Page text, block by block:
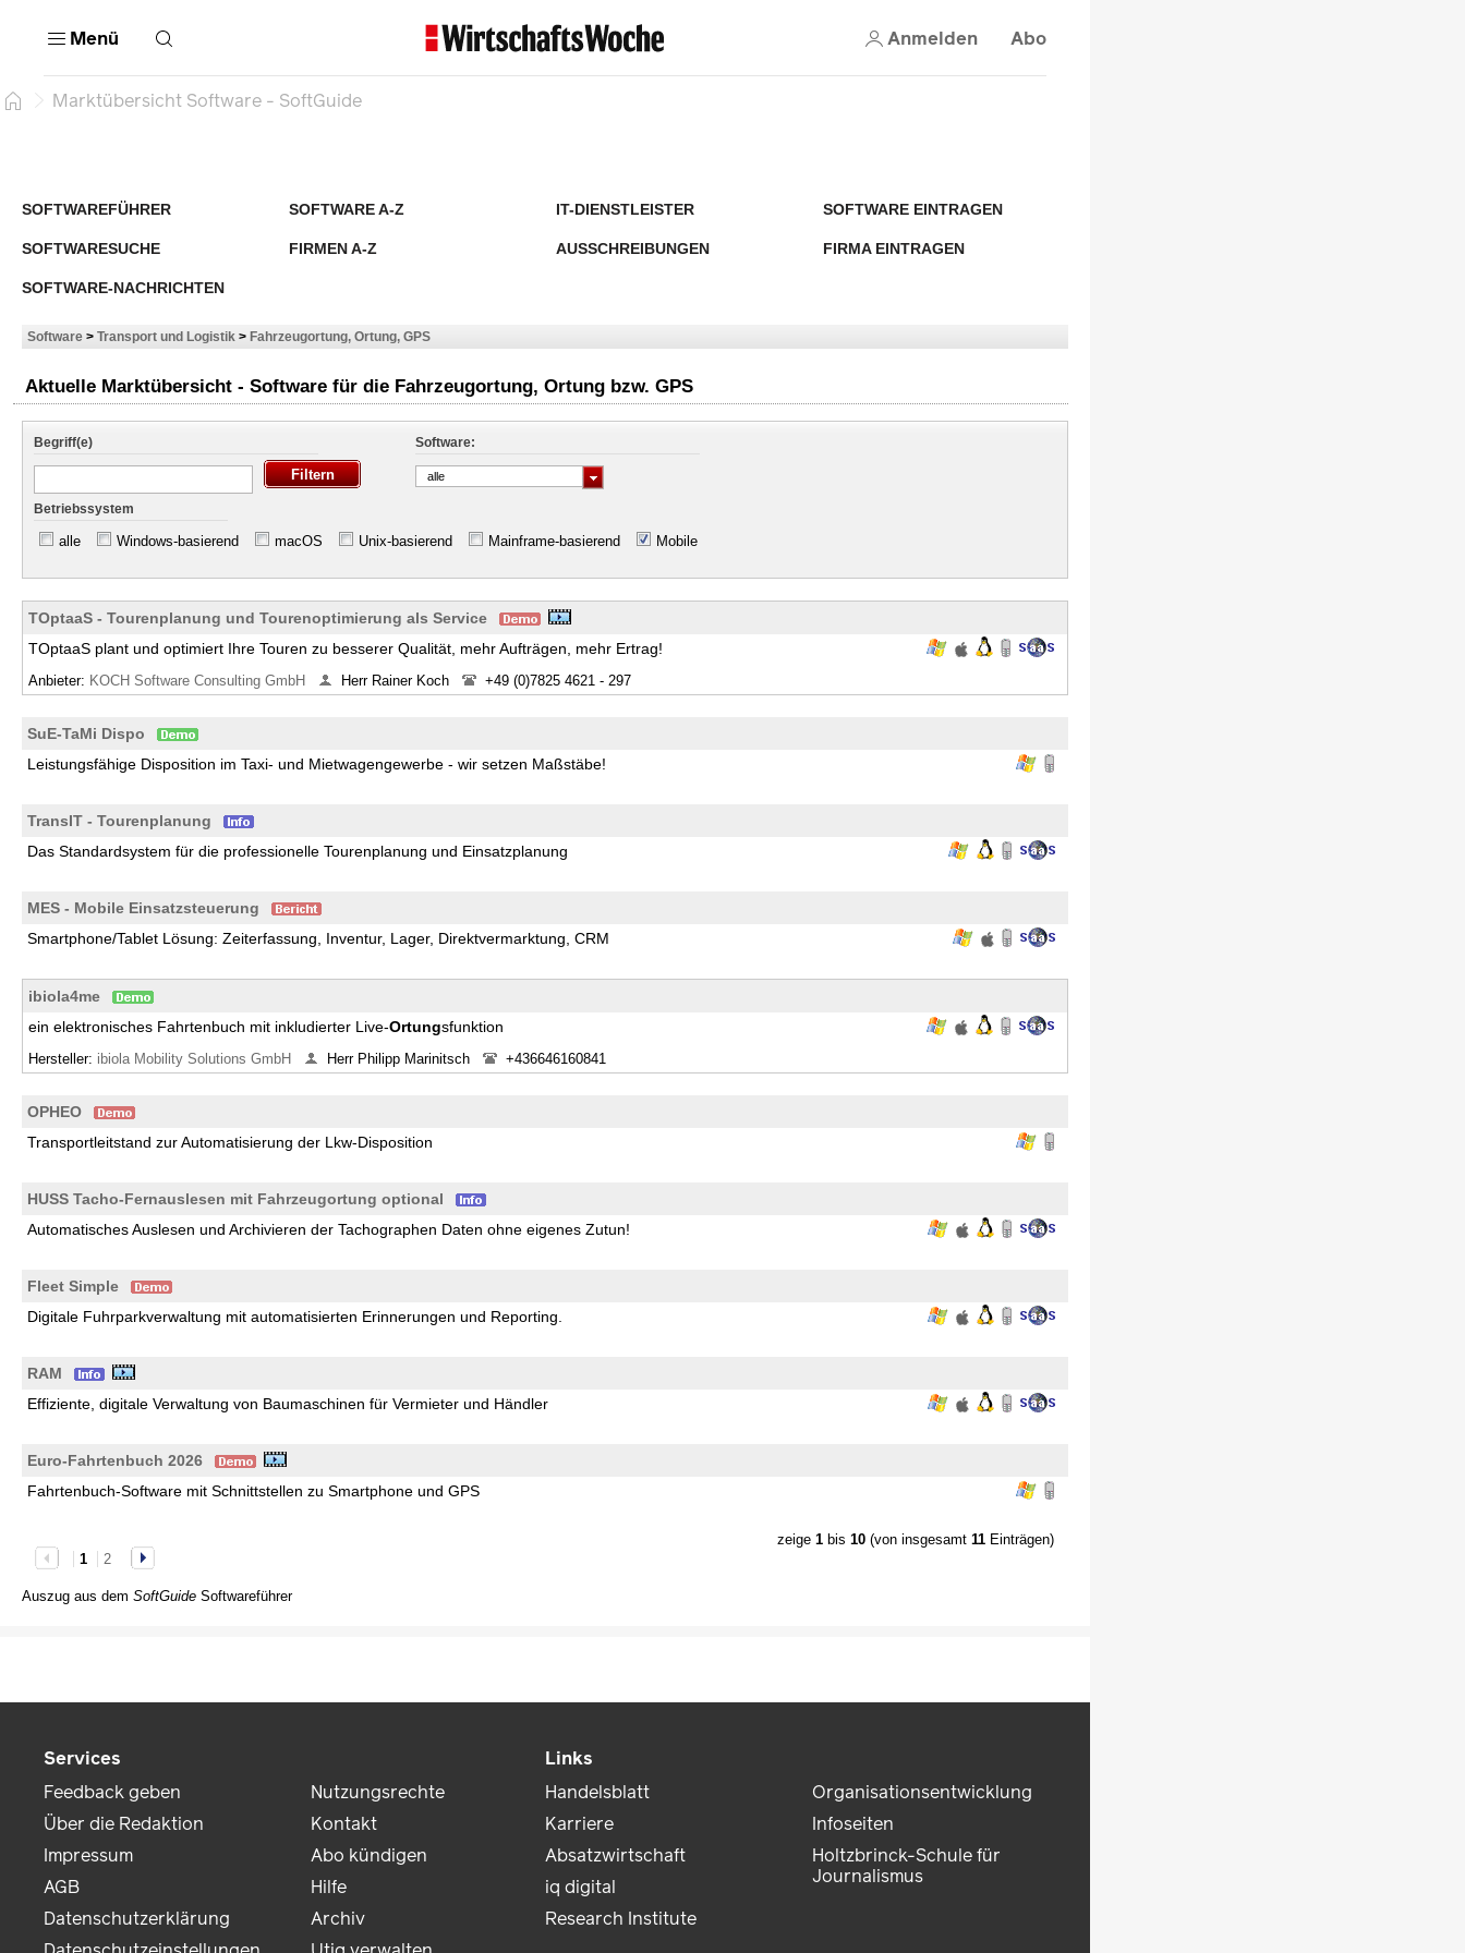
Menü Anmelden Abo
Marktübersicht Software - SoftGuide
SOFTWAREFÜHRER SOFTWARE A-Z IT-DIENSTLEISTER SOFTWARE EINTRAGEN
SOFTWARESUCHE FIRMEN A-Z AUSSCHREIBUNGEN FIRMA EINTRAGEN
SOFTWARE-NACHRICHTEN
Software > Transport und Logistik > Fahrzeugortung, Ortung, GPS
Aktuelle Marktübersicht - Software für die Fahrzeugortung, Ortung bzw. GPS
Begriff(e) Software:
alle
Betriebssystem
alle Windows-basierend macOS Unix-basierend Mainframe-basierend Mobile
TOptaaS - Tourenplanung und Tourenoptimierung als Service
TOptaaS plant und optimiert Ihre Touren zu besserer Qualität, mehr Aufträgen, mehr Ertrag!
Anbieter: KOCH Software Consulting GmbH Herr Rainer Koch +49 (0)7825 4621 - 297
SuE-TaMi Dispo
Leistungsfähige Disposition im Taxi- und Mietwagengewerbe - wir setzen Maßstäbe!
TransIT - Tourenplanung
Das Standardsystem für die professionelle Tourenplanung und Einsatzplanung
MES - Mobile Einsatzsteuerung
Smartphone/Tablet Lösung: Zeiterfassung, Inventur, Lager, Direktvermarktung, CRM
ibiola4me
ein elektronisches Fahrtenbuch mit inkludierter Live-Ortungsfunktion
Hersteller: ibiola Mobility Solutions GmbH Herr Philipp Marinitsch +436646160841
OPHEO
Transportleitstand zur Automatisierung der Lkw-Disposition
HUSS Tacho-Fernauslesen mit Fahrzeugortung optional
Automatisches Auslesen und Archivieren der Tachographen Daten ohne eigenes Zutun!
Fleet Simple
Digitale Fuhrparkverwaltung mit automatisierten Erinnerungen und Reporting.
RAM
Effiziente, digitale Verwaltung von Baumaschinen für Vermieter und Händler
Euro-Fahrtenbuch 2026
Fahrtenbuch-Software mit Schnittstellen zu Smartphone und GPS
zeige 1bis 10(von insgesamt 11Einträgen)
1
2
Auszug aus dem SoftGuide Softwareführer
Services
Feedback geben
Über die Redaktion
Impressum
AGB
Datenschutzerklärung
Nutzungsrechte
Kontakt
Abo kündigen
Hilfe
Archiv
Links
Handelsblatt
Karriere
Absatzwirtschaft
iq digital
Research Institute
Organisationsentwicklung
Infoseiten
Holtzbrinck-Schule für
Journalismus